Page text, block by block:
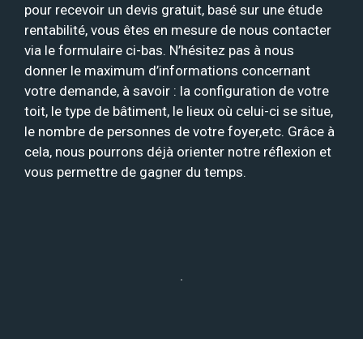
pour recevoir un devis gratuit, basé sur une étude
rentabilité, vous êtes en mesure de nous contacter
via le formulaire ci-bas. N’hésitez pas à nous
donner le maximum d’informations concernant
votre demande, à savoir : la configuration de votre
toit, le type de bâtiment, le lieux où celui-ci se situe,
le nombre de personnes de votre foyer,etc. Grâce à
cela, nous pourrons déjà orienter notre réflexion et
vous permettre de gagner du temps.